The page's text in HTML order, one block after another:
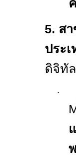
5. ส
ประ
ดิจิทั
·